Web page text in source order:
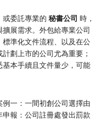
或委託專業的 秘書公司 時，
展需求。外包給專業公司
準化文件流程、以及在公
劃上市的公司尤為重要；
本手續且文件量少，可能
一：一間初創公司選擇由
報：公司註冊處發出罰款